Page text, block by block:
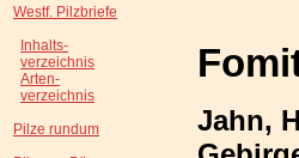
Westf. Pilzbriefe
Inhalts-
verzeichnis
Arten-
verzeichnis
Pilze rundum
Jahn,